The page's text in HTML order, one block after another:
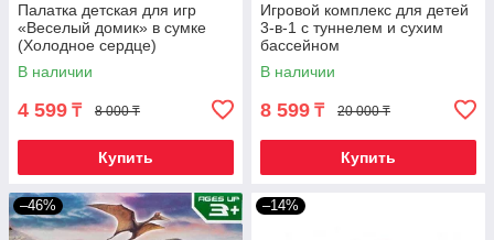
Палатка детская для игр
«Веселый домик» в сумке
(Холодное сердце)
В наличии
4 599 ₸ 8 000 ₸
Купить
Игровой комплекс для детей
3-в-1 с туннелем и сухим
бассейном
В наличии
8 599 ₸ 20 000 ₸
Купить
–46% –14%